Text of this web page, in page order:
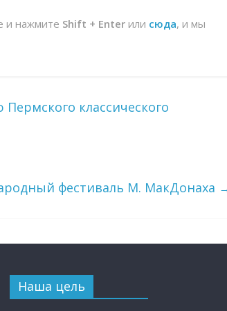
и нажмите Shift + Enter или сюда, и мы
классического
фестиваль М. МакДонаха
Наша цель